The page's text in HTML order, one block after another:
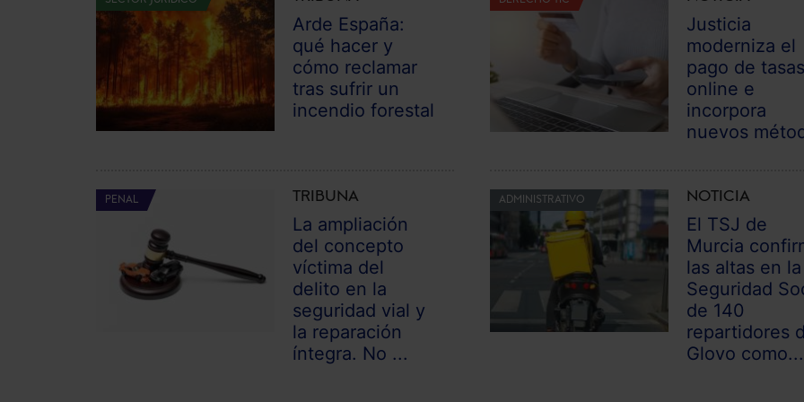
Arde España:
qué hacer y
cómo reclamar
tras sufrir un
incendio forestal
Justicia
moderniza el
pago de tasas
online e
incorpora
nuevos
PENAL TRIBUNA
La ampliación
del concepto
víctima del
delito en la
seguridad vial y
la reparación
íntegra. No ...
ADMINISTRATIVO NOTICIA
El TSJ de
Murcia
las altas en la
Seguridad
de 140
repartidores
Glovo como...